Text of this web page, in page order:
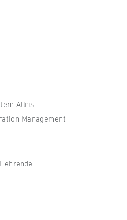
Allris
Management